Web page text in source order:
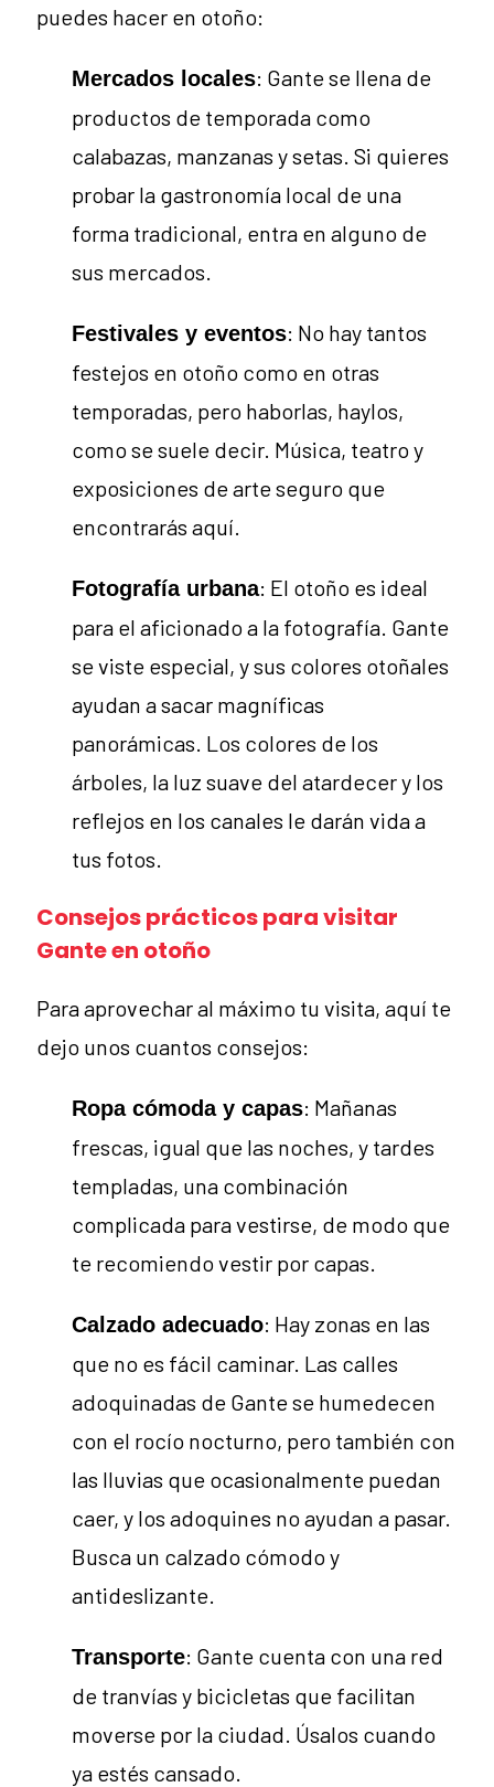
puedes hacer en otoño:
Mercados locales: Gante se llena de
productos de temporada como
calabazas, manzanas y setas. Si quieres
probar la gastronomía local de una
forma tradicional, entra en alguno de
sus mercados.
Festivales y eventos: No hay tantos
festejos en otoño como en otras
temporadas, pero haborlas, haylos,
como se suele decir. Música, teatro y
exposiciones de arte seguro que
encontrarás aquí.
Fotografía urbana: El otoño es ideal
para el aficionado a la fotografía. Gante
se viste especial, y sus colores otoñales
ayudan a sacar magníficas
panorámicas. Los colores de los
árboles, la luz suave del atardecer y los
reflejos en los canales le darán vida a
tus fotos.
Consejos prácticos para visitar
Gante en otoño
Para aprovechar al máximo tu visita, aquí te
dejo unos cuantos consejos:
Ropa cómoda y capas: Mañanas
frescas, igual que las noches, y tardes
templadas, una combinación
complicada para vestirse, de modo que
te recomiendo vestir por capas.
Calzado adecuado: Hay zonas en las
que no es fácil caminar. Las calles
adoquinadas de Gante se humedecen
con el rocío nocturno, pero también con
las lluvias que ocasionalmente puedan
caer, y los adoquines no ayudan a pasar.
Busca un calzado cómodo y
antideslizante.
Transporte: Gante cuenta con una red
de tranvías y bicicletas que facilitan
moverse por la ciudad. Úsalos cuando
ya estés cansado.